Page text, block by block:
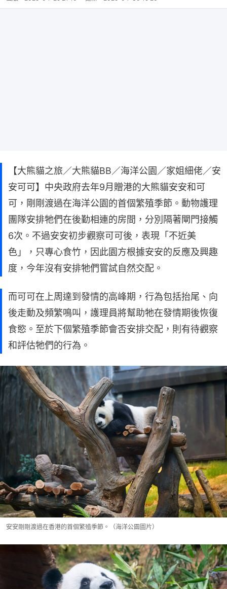
【大熊貓之旅／大熊貓BB／海洋公園／家姐細佬／安
安可可】中央政府去年9月贈港的大熊貓安安和可
可，剛剛渡過在海洋公園的首個繁殖季節。動物護理
團隊安排牠們在後勤相連的房間，分別隔著閘門接觸
6次。不過安安初步觀察可可後，表現「不近美
色」，只專心食竹，因此園方根據安安的反應及興趣
度，今年沒有安排牠們嘗試自然交配。
而可可在上周達到發情的高峰期，行為包括抬尾、向
後走動及頻繁鳴叫，護理員將幫助牠在發情期後恢復
食慾。至於下個繁殖季節會否安排交配，則有待觀察
和評估牠們的行為。
安安剛剛渡過在香港的首個繁殖季節。（海洋公園圖片）